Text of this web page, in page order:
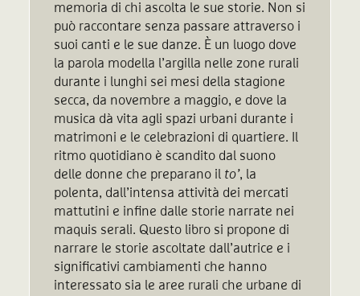
memoria di chi ascolta le sue storie. Non si
può raccontare senza passare attraverso i
suoi canti e le sue danze. È un luogo dove
la parola modella l’argilla nelle zone rurali
durante i lunghi sei mesi della stagione
secca, da novembre a maggio, e dove la
musica dà vita agli spazi urbani durante i
matrimoni e le celebrazioni di quartiere. Il
ritmo quotidiano è scandito dal suono
delle donne che preparano il to’, la
polenta, dall’intensa attività dei mercati
mattutini e infine dalle storie narrate nei
maquis serali. Questo libro si propone di
narrare le storie ascoltate dall’autrice e i
significativi cambiamenti che hanno
interessato sia le aree rurali che urbane di